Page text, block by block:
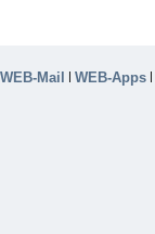
WEB-Mail | WEB-Apps |